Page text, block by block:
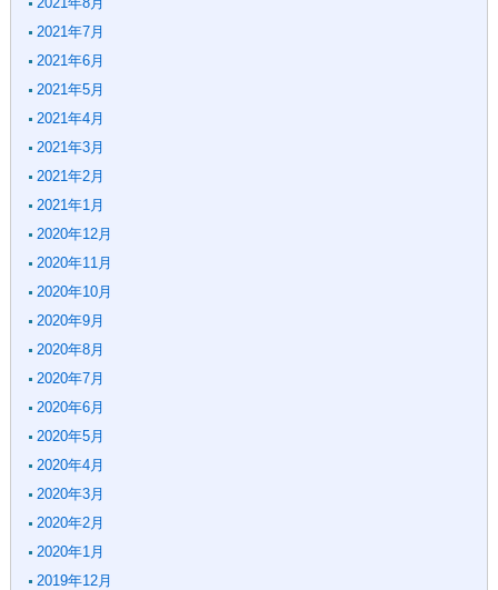
2021年7月
2021年6月
2021年5月
2021年4月
2021年3月
2021年2月
2021年1月
2020年12月
2020年11月
2020年10月
2020年9月
2020年8月
2020年7月
2020年6月
2020年5月
2020年4月
2020年3月
2020年2月
2020年1月
2019年12月